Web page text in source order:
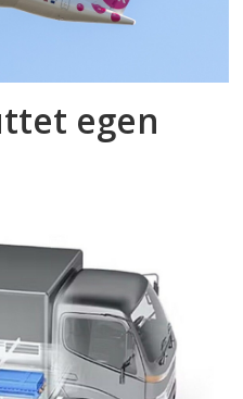
egen